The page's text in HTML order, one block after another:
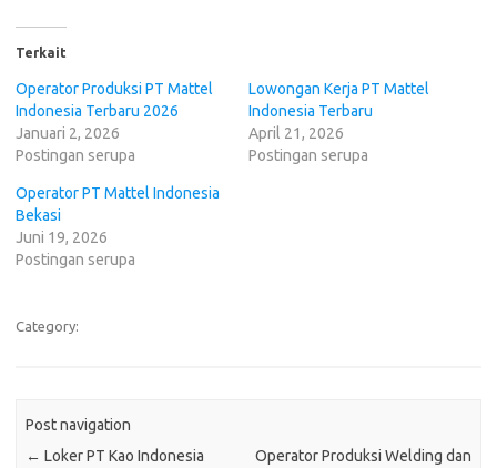
Terkait
Operator Produksi PT Mattel
Indonesia Terbaru 2026
Januari 2, 2026
Postingan serupa
Lowongan Kerja PT Mattel
Indonesia Terbaru
April 21, 2026
Postingan serupa
Operator PT Mattel Indonesia
Bekasi
Juni 19, 2026
Postingan serupa
Category:
Post navigation
← Loker PT Kао Indonesia
Operator Produksi Welding dan